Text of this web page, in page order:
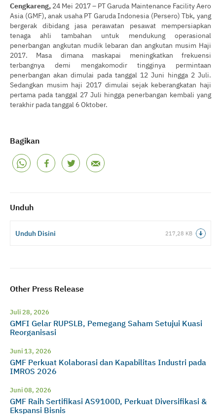
Bagikan
Unduh
Unduh Disini 217,28 KB
Other Press Release
Juli 28, 2026
GMFI Gelar RUPSLB, Pemegang Saham Setujui Kuasi
Reorganisasi
Juni 13, 2026
GMF Perkuat Kolaborasi dan Kapabilitas Industri pada
IMROS 2026
Juni 08, 2026
GMF Raih Sertifikasi AS9100D, Perkuat Diversifikasi &
Ekspansi Bisnis
Cengkareng, 24 Mei 2017 – PT Garuda Maintenance Facility Aero
Asia (GMF), anak usaha PT Garuda Indonesia (Persero) Tbk, yang
bergerak dibidang jasa perawatan pesawat mempersiapkan
tenaga ahli tambahan untuk mendukung operasional
penerbangan angkutan mudik lebaran dan angkutan musim Haji
2017. Masa dimana maskapai meningkatkan frekuensi
terbangnya demi mengakomodir tingginya permintaan
penerbangan akan dimulai pada tanggal 12 Juni hingga 2 Juli.
Sedangkan musim haji 2017 dimulai sejak keberangkatan haji
pertama pada tanggal 27 Juli hingga penerbangan kembali yang
terakhir pada tanggal 6 Oktober.